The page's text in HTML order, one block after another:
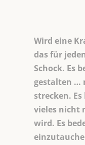
Wird eine
das für
Schock. Es
gestalten …
strecken.
vieles nicht
wird. Es